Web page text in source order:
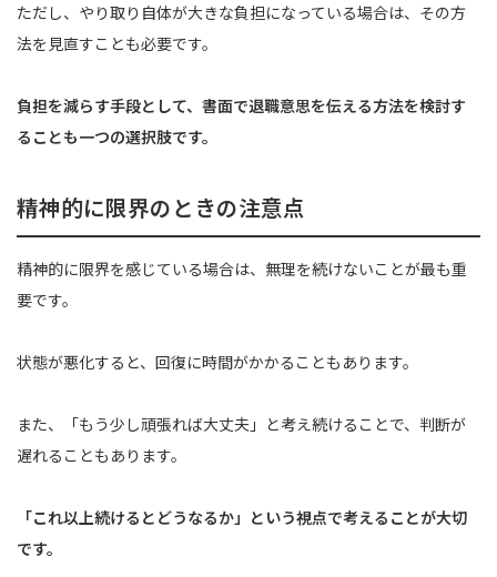
ただし、やり取り自体が大きな負担になっている場合は、その方
法を見直すことも必要です。
負担を減らす手段として、書面で退職意思を伝える方法を検討す
ることも一つの選択肢です。
精神的に限界のときの注意点
精神的に限界を感じている場合は、無理を続けないことが最も重
要です。
状態が悪化すると、回復に時間がかかることもあります。
また、「もう少し頑張れば大丈夫」と考え続けることで、判断が
遅れることもあります。
「これ以上続けるとどうなるか」という視点で考えることが大切
です。